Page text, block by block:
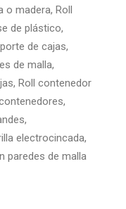
o madera, Roll
de plástico,
de cajas,
de malla,
, Roll contenedor
,
,
electrocincada,
paredes de malla